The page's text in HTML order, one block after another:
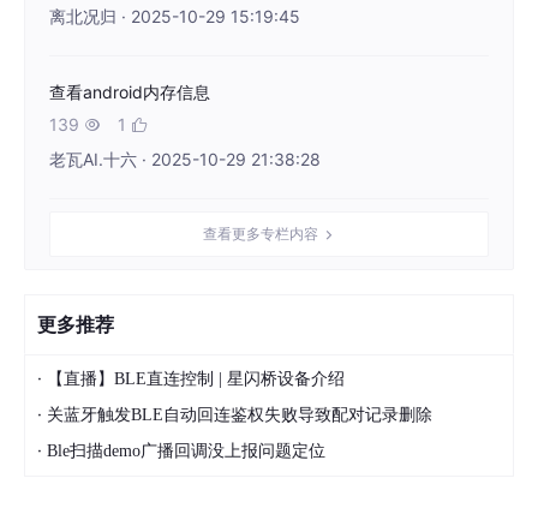
离北况归 · 2025-10-29 15:19:45
查看android内存信息
139  1 
老瓦AI.十六 · 2025-10-29 21:38:28
查看更多专栏内容
更多推荐
· 【直播】BLE直连控制 | 星闪桥设备介绍
· 关蓝牙触发BLE自动回连鉴权失败导致配对记录删除
· Ble扫描demo广播回调没上报问题定位